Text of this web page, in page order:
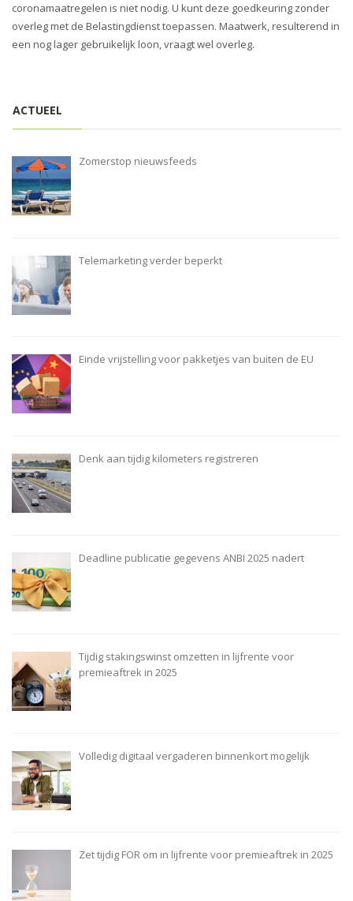
coronamaatregelen is niet nodig. U kunt deze goedkeuring zonder
overleg met de Belastingdienst toepassen. Maatwerk, resulterend in
een nog lager gebruikelijk loon, vraagt wel overleg.
ACTUEEL
Zomerstop nieuwsfeeds
Telemarketing verder beperkt
Einde vrijstelling voor pakketjes van buiten de EU
Denk aan tijdig kilometers registreren
Deadline publicatie gegevens ANBI 2025 nadert
Tijdig stakingswinst omzetten in lijfrente voor
premieaftrek in 2025
Volledig digitaal vergaderen binnenkort mogelijk
Zet tijdig FOR om in lijfrente voor premieaftrek in 2025